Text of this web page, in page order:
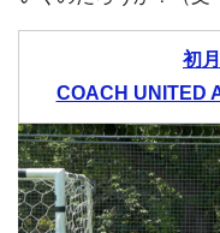
初
COACH UNITED